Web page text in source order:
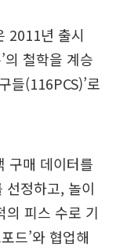
2011년 출시
의 철학을 계승
들(116PCS)’로
구매 데이터를
선정하고, 놀이
의 피스 수로 기
드’와 협업해